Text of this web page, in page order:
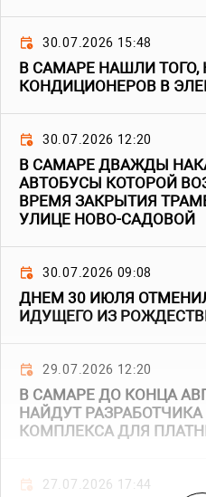
30.07.2026 15:48
В САМАРЕ НАШЛИ ТОГО,
КОНДИЦИОНЕРОВ В
30.07.2026 12:20
В САМАРЕ ДВАЖДЫ
АВТОБУСЫ КОТОРОЙ
ВРЕМЯ ЗАКРЫТИЯ
УЛИЦЕ НОВО-САДОВОЙ
30.07.2026 09:08
ДНЕМ 30 ИЮЛЯ
ИДУЩЕГО ИЗ
29.07.2026 12:20
В САМАРЕ ДО КОНЦА
НАЙДУТ
КОМПЛЕКСА ДЛЯ
27.07.2026 17:44